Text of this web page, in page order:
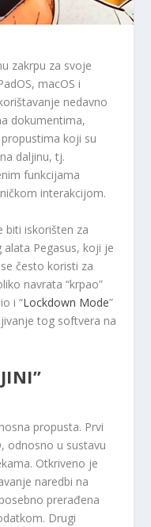
zakrpu za svoje
macOS i
nedavno
dokumentima,
koji su
daljinu, tj.
funkcijama
interakcijom.
biti iskorišten za
Pegasus, koji je
često koristi za
navrata “krpao”
i “Lockdown Mode”
tog softvera na
propusta. Prvi
odnosno u sustavu
Otkriveno je
naredbi na
prerađena
Drugi